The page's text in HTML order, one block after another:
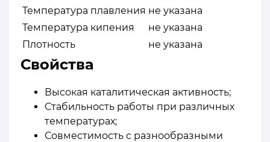
Температура плавления не указана
Температура кипения
не указана
Плотность
не указана
Свойства
Высокая каталитическая активность;
Стабильность работы при различных
температурах;
Совместимость с разнообразными